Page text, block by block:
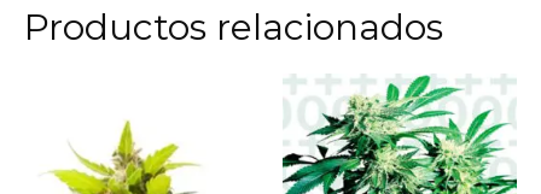
Productos relacionados